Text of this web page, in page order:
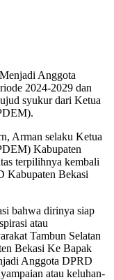
Anggota
2024-2029 dan
syukur dari Ketua
Arman selaku Ketua
Kabupaten
terpilihnya kembali
Kabupaten Bekasi
bahwa dirinya siap
atau
Tambun Selatan
Bekasi Ke Bapak
Anggota DPRD
atau keluhan-